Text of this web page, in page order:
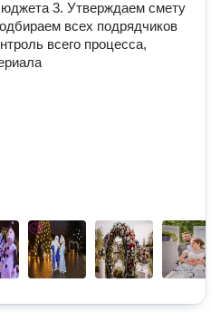
3. Утверждаем смету
всех подрядчиков
всего процесса,